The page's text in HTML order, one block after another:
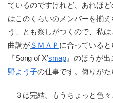
ているのですけれど、あれほ
はこのくらいのメンバーを揃
う、とも察しがつくので、私は
曲調がＳＭＡＰ に合っている
『Song of X’smap 』のほうが
野よう子の仕事です。侮りがた
３は完結。もうちょっと色